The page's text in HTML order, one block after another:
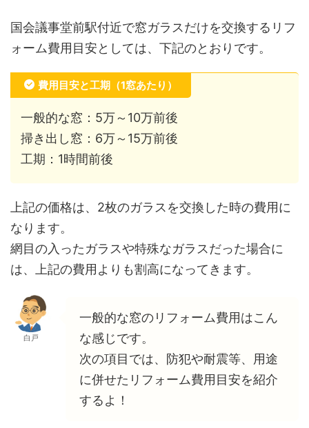
国会議事堂前駅付近で窓ガラスだけを交換するリフ
ォーム費用目安としては、下記のとおりです。
費用目安と工期（1窓あたり）
一般的な窓：5万～10万前後
掃き出し窓：6万～15万前後
工期：1時間前後
上記の価格は、2枚のガラスを交換した時の費用に
なります。
網目の入ったガラスや特殊なガラスだった場合に
は、上記の費用よりも割高になってきます。
白戸
一般的な窓のリフォーム費用はこん
な感じです。
次の項目では、防犯や耐震等、用途
に併せたリフォーム費用目安を紹介
するよ！